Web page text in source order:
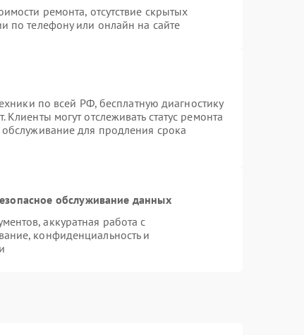
ремонта, отсутствие скрытых
по телефону или онлайн на сайте
по всей РФ, бесплатную диагностику
могут отслеживать статус ремонта
для продления срока
обслуживание данных
аккуратная работа с
конфиденциальность и